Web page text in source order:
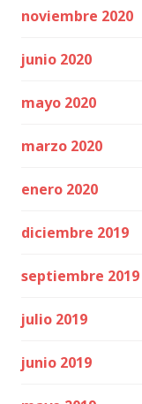
noviembre 2020
junio 2020
mayo 2020
marzo 2020
enero 2020
diciembre 2019
septiembre 2019
julio 2019
junio 2019